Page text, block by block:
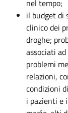
nel tempo;
il budget di
clinico dei
droghe;
associati
problemi
relazioni,
condizioni
i pazienti e